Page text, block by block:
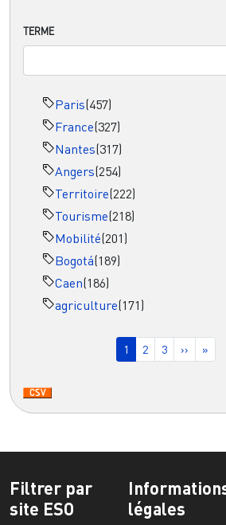
TERME
Paris(457)
France(327)
Nantes(317)
Angers(254)
Territoire(222)
Tourisme(218)
Mobilité(201)
Bogotá(189)
Caen(186)
agriculture(171)
Page courante
1 Page
2 Page
3 Page
›› »
Filtrer par
site ESO
légales